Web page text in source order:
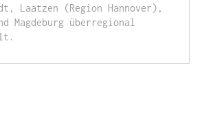
Laatzen (Region Hannover),
Magdeburg überregional